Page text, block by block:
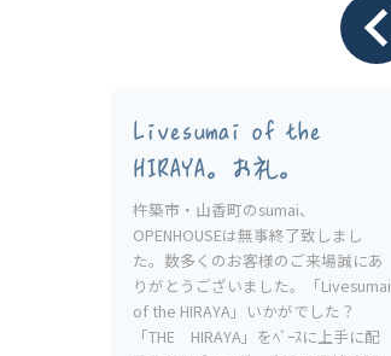
Livesumai of the
HIRAYA。お礼。
杵築市・山香町のsumai、
OPENHOUSEは無事終了致しまし
た。数多くのお客様のご来場誠にあ
りがとうございました。「Livesumai
of the HIRAYA」いかがでした？
「THE HIRAYA」をﾍﾞｰｽに上手に配